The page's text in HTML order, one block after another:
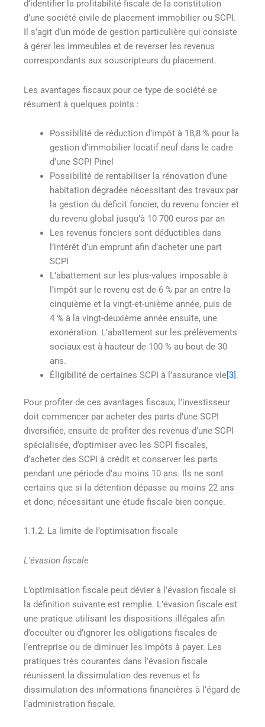
d’identifier la profitabilité fiscale de la constitution
d’une société civile de placement immobilier ou SCPI.
Il s’agit d’un mode de gestion particulière qui consiste
à gérer les immeubles et de reverser les revenus
correspondants aux souscripteurs du placement.
Les avantages fiscaux pour ce type de société se
résument à quelques points :
Possibilité de réduction d’impôt à 18,8 % pour la
gestion d’immobilier locatif neuf dans le cadre
d’une SCPI Pinel
Possibilité de rentabiliser la rénovation d’une
habitation dégradée nécessitant des travaux par
la gestion du déficit foncier, du revenu foncier et
du revenu global jusqu’à 10 700 euros par an
Les revenus fonciers sont déductibles dans
l’intérêt d’un emprunt afin d’acheter une part
SCPI
L’abattement sur les plus-values imposable à
l’impôt sur le revenu est de 6 % par an entre la
cinquième et la vingt-et-unième année, puis de
4 % à la vingt-deuxième année ensuite, une
exonération. L’abattement sur les prélèvements
sociaux est à hauteur de 100 % au bout de 30
ans.
Éligibilité de certaines SCPI à l’assurance vie[3].
Pour profiter de ces avantages fiscaux, l’investisseur
doit commencer par acheter des parts d’une SCPI
diversifiée, ensuite de profiter des revenus d’une SCPI
spécialisée, d’optimiser avec les SCPI fiscales,
d’acheter des SCPI à crédit et conserver les parts
pendant une période d’au moins 10 ans. Ils ne sont
certains que si la détention dépasse au moins 22 ans
et donc, nécessitant une étude fiscale bien conçue.
1.1.2. La limite de l’optimisation fiscale
L’évasion fiscale
L’optimisation fiscale peut dévier à l’évasion fiscale si
la définition suivante est remplie. L’évasion fiscale est
une pratique utilisant les dispositions illégales afin
d’occulter ou d’ignorer les obligations fiscales de
l’entreprise ou de diminuer les impôts à payer. Les
pratiques très courantes dans l’évasion fiscale
réunissent la dissimulation des revenus et la
dissimulation des informations financières à l’égard de
l’administration fiscale.